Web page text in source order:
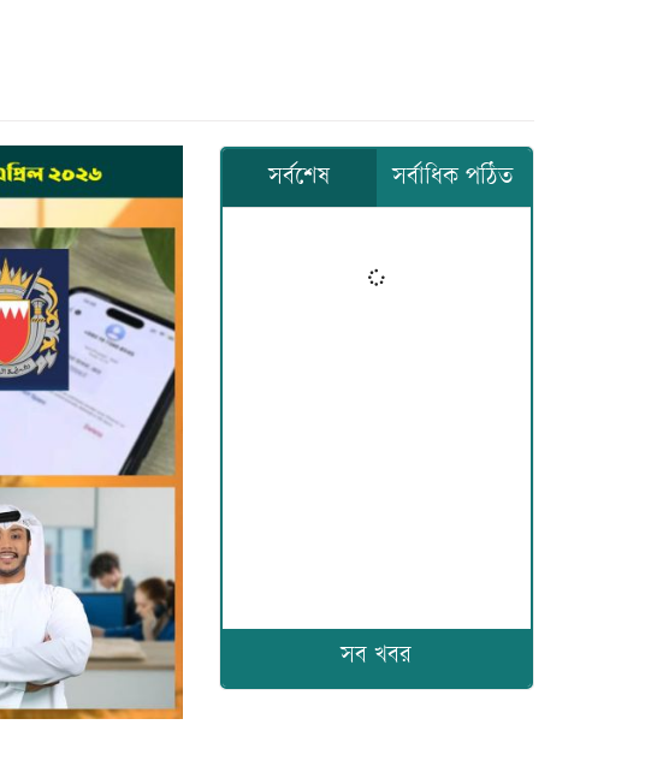
সর্বশেষ সর্বাধিক পঠিত
সব খবর